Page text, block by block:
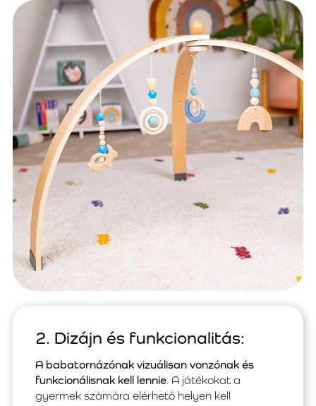
2. Dizájn és funkcionalitás:
A babatornázónak vizuálisan vonzónak és
funkcionálisnak kell lennie. A játékokat a
gyermek számára elérhető helyen kell